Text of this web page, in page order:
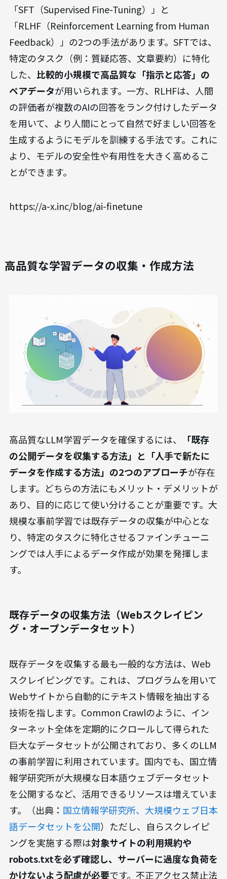
「SFT（Supervised Fine-Tuning）」と
「RLHF（Reinforcement Learning from Human
Feedback）」の2つの手法があります。SFTでは、
特定のタスク（例：質疑応答、文章要約）に特化
した、 比較的小規模で高品質な「指示と応答」の
ペアデータが用いられます。一方、RLHFは、人間
の評価者が複数のAIの回答をランク付けしたデータ
を用いて、より人間にとって自然で好ましい回答を
生成するようにモデルを訓練する手法です。これに
より、モデルの安全性や有用性を大きく高めるこ
とができます。
https://a-x.inc/blog/ai-finetune
高品質な学習データの収集・作成方法
高品質なLLM学習データを確保するには、
「既存
の公開データを収集する方法」と「人手で新たに
データを作成する方法」の2つのアプローチが存在
します。どちらの方法にもメリット・デメリットが
あり、目的に応じて使い分けることが重要です。大
規模な事前学習では既存データの収集が中心とな
り、特定のタスクに特化させるファインチューニ
ングでは人手によるデータ作成が効果を発揮しま
す。
既存データの収集方法（Webスクレイピン
グ・オープンデータセット）
既存データを収集する最も一般的な方法は、Web
スクレイピングです。これは、プログラムを用いて
Webサイトから自動的にテキスト情報を抽出する
技術を指します。Common Crawlのように、イン
ターネット全体を定期的にクロールして得られた
巨大なデータセットが公開されており、多くのLLM
の事前学習に利用されています。国内でも、国立情
報学研究所が大規模な日本語ウェブデータセット
を公開するなど、活用できるリソースは増えていま
す。（出典： 国立情報学研究所、大規模ウェブ日本
語データセットを公開）ただし、自らスクレイピ
ングを実施する際は対象サイトの利用規約や
robots.txtを必ず確認し、サーバーに過度な負荷を
かけないよう配慮が必要です。不正アクセス禁止法